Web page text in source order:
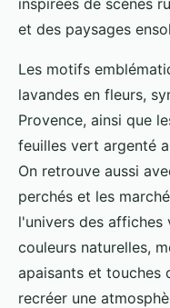
et des paysages
Les motifs
lavandes en fleurs,
Provence, ainsi que
feuilles vert argenté
On retrouve aussi
perchés et les
l'univers des affiches
couleurs naturelles,
apaisants et touches
recréer une